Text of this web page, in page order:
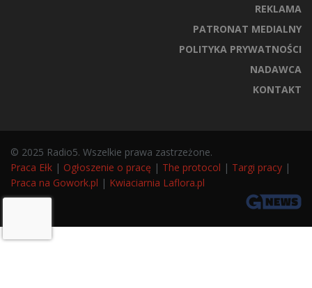
REKLAMA
PATRONAT MEDIALNY
POLITYKA PRYWATNOŚCI
NADAWCA
KONTAKT
© 2025 Radio5. Wszelkie prawa zastrzeżone.
Praca Ełk | Ogłoszenie o pracę | The protocol | Targi pracy |
Praca na Gowork.pl | Kwiaciarnia Laflora.pl